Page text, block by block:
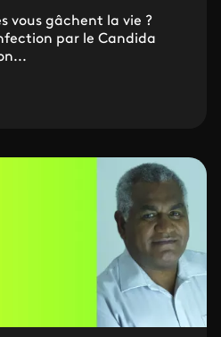
vous gâchent la vie ?
par le Candida